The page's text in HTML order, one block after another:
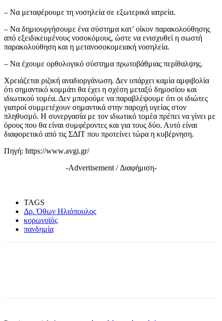
– Να μεταφέρουμε τη νοσηλεία σε εξωτερικά ιατρεία.
– Να δημιουργήσουμε ένα σύστημα κατ’ οίκον παρακολούθησης
από εξειδικευμένους νοσοκόμους, ώστε να ενισχυθεί η σωστή
παρακολούθηση και η μετανοσοκομειακή νοσηλεία.
– Να έχουμε ορθολογικό σύστημα πρωτοβάθμιας περίθαλψης.
Χρειάζεται ριζική αναδιοργάνωση. Δεν υπάρχει καμία αμφιβολία
ότι σημαντικό κομμάτι θα έχει η σχέση μεταξύ δημοσίου και
ιδιωτικού τομέα. Δεν μπορούμε να παραβλέψουμε ότι οι ιδιώτες
γιατροί συμμετέχουν σημαντικά στην παροχή υγείας στον
πληθυσμό. Η συνεργασία με τον ιδιωτικό τομέα πρέπει να γίνει με
όρους που θα είναι συμφέροντες και για τους δύο. Αυτό είναι
διαφορετικό από τις ΣΔΙΤ που προτείνει τώρα η κυβέρνηση.
Πηγή: https://www.avgi.gr/
-Advertisement / Διαφήμιση-
TAGS
Δρ. Όθων Ηλιόπουλος
κορωνοϊός
πανδημία